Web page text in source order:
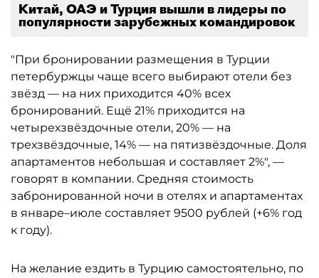
Китай, ОАЭ и Турция вышли в лидеры по
популярности зарубежных командировок
"При бронировании размещения в Турции
петербуржцы чаще всего выбирают отели без
звёзд — на них приходится 40% всех
бронирований. Ещё 21% приходится на
четырехзвёздочные отели, 20% — на
трехзвёздочные, 14% — на пятизвёздочные. Доля
апартаментов небольшая и составляет 2%", —
говорят в компании. Средняя стоимость
забронированной ночи в отелях и апартаментах
в январе–июле составляет 9500 рублей (+6% год
к году).
На желание ездить в Турцию самостоятельно, по